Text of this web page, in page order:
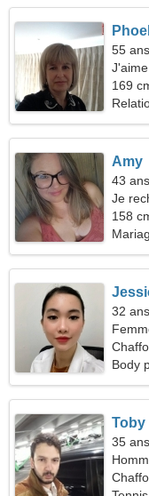
55
169
Amy
43
Je
158
32
Body
Toby
35